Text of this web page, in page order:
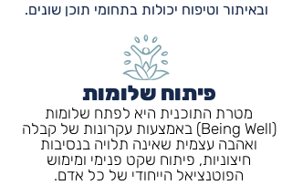
ובאיתור וטיפוח יכולות בתחומי תוכן שונים.
פיתוח שלומות
מטרת התוכנית היא לפתח שלומות
(Being Well) באמצעות עקרונות של קבלה
ואהבה עצמית שאינה תלויה בנסיבות
חיצוניות, פיתוח שקט פנימי ומימוש
הפוטנציאל הייחודי של כל אדם.